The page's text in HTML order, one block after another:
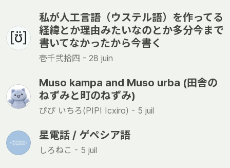
私が人工言語（ウステル語）を作ってる
経緯とか理由みたいなのとか多分今まで
書いてなかったから今書く
壱千弐拾四 - 28 juin
Muso kampa and Muso urba (田舎の
ねずみと町のねずみ)
ぴぴ いちろ(PIPI Icxiro) - 5 juil
星電話 / ゲペシア語
しろねこ - 5 juil